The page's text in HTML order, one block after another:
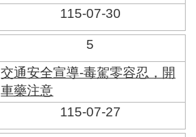
115-07-30
5
交通安全宣導-毒駕零容忍，開
車藥注意
115-07-27